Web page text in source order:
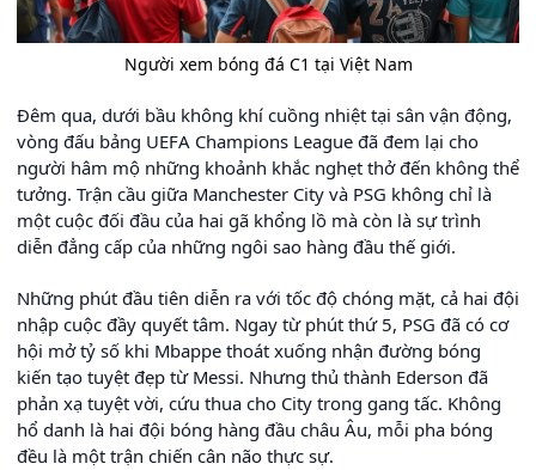
Người xem bóng đá C1 tại Việt Nam
Đêm qua, dưới bầu không khí cuồng nhiệt tại sân vận động,
vòng đấu bảng UEFA Champions League đã đem lại cho
người hâm mộ những khoảnh khắc nghẹt thở đến không thể
tưởng. Trận cầu giữa Manchester City và PSG không chỉ là
một cuộc đối đầu của hai gã khổng lồ mà còn là sự trình
diễn đẳng cấp của những ngôi sao hàng đầu thế giới.
Những phút đầu tiên diễn ra với tốc độ chóng mặt, cả hai đội
nhập cuộc đầy quyết tâm. Ngay từ phút thứ 5, PSG đã có cơ
hội mở tỷ số khi Mbappe thoát xuống nhận đường bóng
kiến tạo tuyệt đẹp từ Messi. Nhưng thủ thành Ederson đã
phản xạ tuyệt vời, cứu thua cho City trong gang tấc. Không
hổ danh là hai đội bóng hàng đầu châu Âu, mỗi pha bóng
đều là một trận chiến cân não thực sự.